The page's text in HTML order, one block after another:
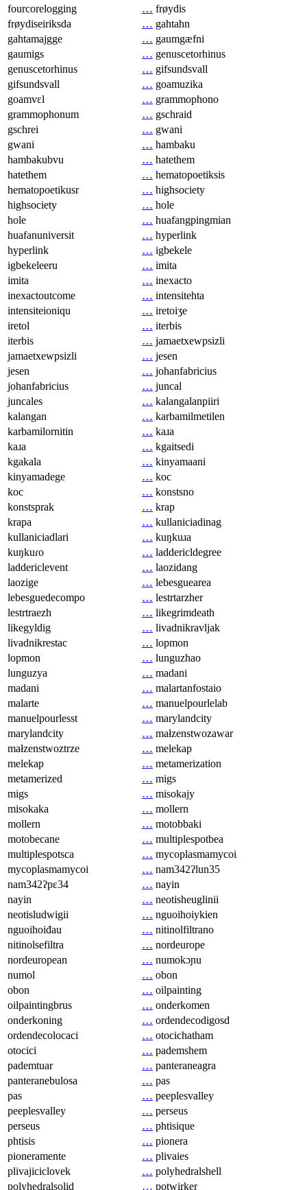
fourcorelogging
… frøydis
frøydiseiriksda
… gahtahn
gahtamajgge
… gaumgæfni
gaumigs
… genuscetorhinus
genuscetorhinus
… gifsundsvall
gifsundsvall
… goamuzika
goamvɛl
… grammophono
grammophonum
… gschraid
gschrei
… gwani
gwani
… hambaku
hambakubvu
… hatethem
hatethem
… hematopoetiksis
hematopoetikusr
… highsociety
highsociety
… hole
hole
… huafangpingmian
huafanuniversit
… hyperlink
hyperlink
… igbekele
igbekeleeru
… imita
imita
… inexacto
inexactoutcome
… intensitehta
intensiteioniqu
… iretoiʒe
iretol
… iterbis
iterbis
… jamaetxewpsizli
jamaetxewpsizli
… jesen
jesen
… johanfabricius
johanfabricius
… juncal
juncales
… kalangalanpiiri
kalangan
… karbamilmetilen
karbamilornitin
… kaɹa
kaɹa
… kgaitsedi
kgakala
… kinyamaani
kinyamadege
… koc
koc
… konstsno
konstsprak
… krap
krapa
… kullaniciadinag
kullaniciadlari
… kuŋkuɹa
kuŋkuɾo
… laddericldegree
laddericlevent
… laozidang
laozige
… lebesguearea
lebesguedecompo
… lestrtarzher
lestrtraezh
… likegrimdeath
likegyldig
… livadnikravljak
livadnikrestac
… lopmon
lopmon
… lunguzhao
lunguzya
… madani
madani
… malartanfostaio
malarte
… manuelpourlelab
manuelpourlesst
… marylandcity
marylandcity
… małzenstwozawar
małzenstwoztrze
… melekap
melekap
… metamerization
metamerized
… migs
migs
… misokajy
misokaka
… mollern
mollern
… motobbaki
motobecane
… multiplespotbea
multiplespotsca
… mycoplasmamycoi
mycoplasmamycoi
… nam342ʔlun35
nam342ʔpɛ34
… nayin
nayin
… neotisheuglinii
neotisludwigii
… nguoihoiykien
nguoihoiđau
… nitinolfiltrano
nitinolsefiltra
… nordeurope
nordeuropean
… numokɔɲu
numol
… obon
obon
… oilpainting
oilpaintingbrus
… onderkomen
onderkoning
… ordendecodigosd
ordendecolocaci
… otocichatham
otocici
… pademshem
pademtuar
… panteraneagra
panteranebulosa
… pas
pas
… peeplesvalley
peeplesvalley
… perseus
perseus
… phtisique
phtisis
… pionera
pioneramente
… plivaies
plivajiciclovek
… polyhedralshell
polyhedralsolid
… potwirker